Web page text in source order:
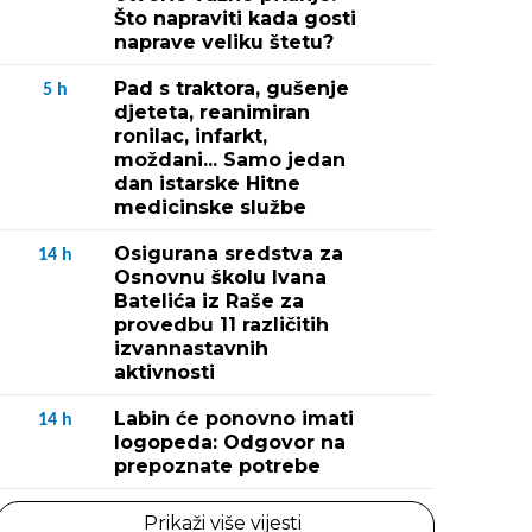
Što napraviti kada gosti
naprave veliku štetu?
5 h
Pad s traktora, gušenje
djeteta, reanimiran
ronilac, infarkt,
moždani... Samo jedan
dan istarske Hitne
medicinske službe
14 h
Osigurana sredstva za
Osnovnu školu Ivana
Batelića iz Raše za
provedbu 11 različitih
izvannastavnih
aktivnosti
14 h
Labin će ponovno imati
logopeda: Odgovor na
prepoznate potrebe
Prikaži više vijesti